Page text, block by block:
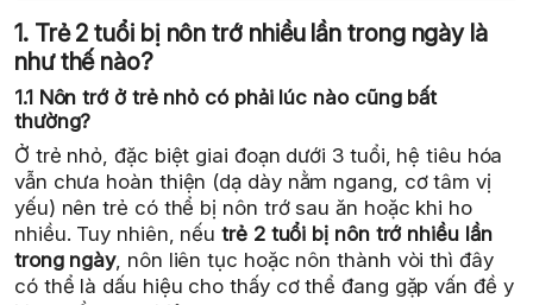
1. Trẻ 2 tuổi bị nôn trớ nhiều lần trong ngày là
như thế nào?
1.1 Nôn trớ ở trẻ nhỏ có phải lúc nào cũng bất
thường?
Ở trẻ nhỏ, đặc biệt giai đoạn dưới 3 tuổi, hệ tiêu hóa
vẫn chưa hoàn thiện (dạ dày nằm ngang, cơ tâm vị
yếu) nên trẻ có thể bị nôn trớ sau ăn hoặc khi ho
nhiều. Tuy nhiên, nếutrẻ 2 tuổi bị nôn trớ nhiều lần
trong ngày, nôn liên tục hoặc nôn thành vòi thì đây
có thể là dấu hiệu cho thấy cơ thể đang gặp vấn đề y